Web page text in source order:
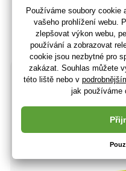
+ 9 bodů
Skladem> 5 ks(U vás 10.08.)